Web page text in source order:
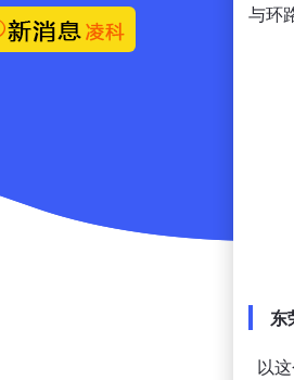
与环
东
以